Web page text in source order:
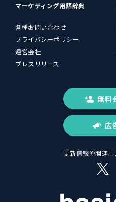
マーケティング用語辞典
各種お問い合わせ
プライバシーポリシー
運営会社
プレスリリース
無料
広
更新情報や関連